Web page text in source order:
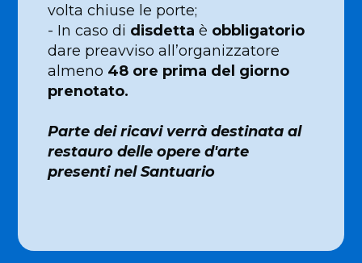
volta chiuse le porte;
- In caso di disdetta è obbligatorio
dare preavviso all’organizzatore
almeno 48 ore prima del giorno
prenotato.
Parte dei ricavi verrà destinata al
restauro delle opere d'arte
presenti nel Santuario